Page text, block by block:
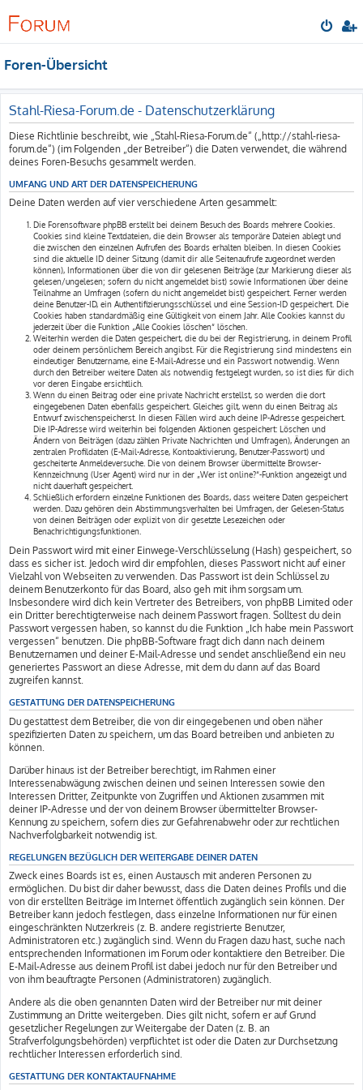
Foren-Übersicht
Stahl-Riesa-Forum.de - Datenschutzerklärung
Diese Richtlinie beschreibt, wie „Stahl-Riesa-Forum.de“ („http://stahl-riesa-
forum.de“) (im Folgenden „der Betreiber“) die Daten verwendet, die während
deines Foren-Besuchs gesammelt werden.
UMFANG UND ART DER DATENSPEICHERUNG
Deine Daten werden auf vier verschiedene Arten gesammelt:
Die Forensoftware phpBB erstellt bei deinem Besuch des Boards mehrere Cookies.
Cookies sind kleine Textdateien, die dein Browser als temporäre Dateien ablegt und
die zwischen den einzelnen Aufrufen des Boards erhalten bleiben. In diesen Cookies
sind die aktuelle ID deiner Sitzung (damit dir alle Seitenaufrufe zugeordnet werden
können), Informationen über die von dir gelesenen Beiträge (zur Markierung dieser als
gelesen/ungelesen; sofern du nicht angemeldet bist) sowie Informationen über deine
Teilnahme an Umfragen (sofern du nicht angemeldet bist) gespeichert. Ferner werden
deine Benutzer-ID, ein Authentifizierungsschlüssel und eine Session-ID gespeichert. Die
Cookies haben standardmäßig eine Gültigkeit von einem Jahr. Alle Cookies kannst du
jederzeit über die Funktion „Alle Cookies löschen“ löschen.
Weiterhin werden die Daten gespeichert, die du bei der Registrierung, in deinem Profil
oder deinem persönlichem Bereich angibst. Für die Registrierung sind mindestens ein
eindeutiger Benutzername, eine E-Mail-Adresse und ein Passwort notwendig. Wenn
durch den Betreiber weitere Daten als notwendig festgelegt wurden, so ist dies für dich
vor deren Eingabe ersichtlich.
Wenn du einen Beitrag oder eine private Nachricht erstellst, so werden die dort
eingegebenen Daten ebenfalls gespeichert. Gleiches gilt, wenn du einen Beitrag als
Entwurf zwischenspeicherst. In diesen Fällen wird auch deine IP-Adresse gespeichert.
Die IP-Adresse wird weiterhin bei folgenden Aktionen gespeichert: Löschen und
Ändern von Beiträgen (dazu zählen Private Nachrichten und Umfragen), Änderungen an
zentralen Profildaten (E-Mail-Adresse, Kontoaktivierung, Benutzer-Passwort) und
gescheiterte Anmeldeversuche. Die von deinem Browser übermittelte Browser-
Kennzeichnung (User Agent) wird nur in der „Wer ist online?“-Funktion angezeigt und
nicht dauerhaft gespeichert.
Schließlich erfordern einzelne Funktionen des Boards, dass weitere Daten gespeichert
werden. Dazu gehören dein Abstimmungsverhalten bei Umfragen, der Gelesen-Status
von deinen Beiträgen oder explizit von dir gesetzte Lesezeichen oder
Benachrichtigungsfunktionen.
Dein Passwort wird mit einer Einwege-Verschlüsselung (Hash) gespeichert, so
dass es sicher ist. Jedoch wird dir empfohlen, dieses Passwort nicht auf einer
Vielzahl von Webseiten zu verwenden. Das Passwort ist dein Schlüssel zu
deinem Benutzerkonto für das Board, also geh mit ihm sorgsam um.
Insbesondere wird dich kein Vertreter des Betreibers, von phpBB Limited oder
ein Dritter berechtigterweise nach deinem Passwort fragen. Solltest du dein
Passwort vergessen haben, so kannst du die Funktion „Ich habe mein Passwort
vergessen“ benutzen. Die phpBB-Software fragt dich dann nach deinem
Benutzernamen und deiner E-Mail-Adresse und sendet anschließend ein neu
generiertes Passwort an diese Adresse, mit dem du dann auf das Board
zugreifen kannst.
GESTATTUNG DER DATENSPEICHERUNG
Du gestattest dem Betreiber, die von dir eingegebenen und oben näher
spezifizierten Daten zu speichern, um das Board betreiben und anbieten zu
können.
Darüber hinaus ist der Betreiber berechtigt, im Rahmen einer
Interessenabwägung zwischen deinen und seinen Interessen sowie den
Interessen Dritter, Zeitpunkte von Zugriffen und Aktionen zusammen mit
deiner IP-Adresse und der von deinem Browser übermittelter Browser-
Kennung zu speichern, sofern dies zur Gefahrenabwehr oder zur rechtlichen
Nachverfolgbarkeit notwendig ist.
REGELUNGEN BEZÜGLICH DER WEITERGABE DEINER DATEN
Zweck eines Boards ist es, einen Austausch mit anderen Personen zu
ermöglichen. Du bist dir daher bewusst, dass die Daten deines Profils und die
von dir erstellten Beiträge im Internet öffentlich zugänglich sein können. Der
Betreiber kann jedoch festlegen, dass einzelne Informationen nur für einen
eingeschränkten Nutzerkreis (z. B. andere registrierte Benutzer,
Administratoren etc.) zugänglich sind. Wenn du Fragen dazu hast, suche nach
entsprechenden Informationen im Forum oder kontaktiere den Betreiber. Die
E-Mail-Adresse aus deinem Profil ist dabei jedoch nur für den Betreiber und
von ihm beauftragte Personen (Administratoren) zugänglich.
Andere als die oben genannten Daten wird der Betreiber nur mit deiner
Zustimmung an Dritte weitergeben. Dies gilt nicht, sofern er auf Grund
gesetzlicher Regelungen zur Weitergabe der Daten (z. B. an
Strafverfolgungsbehörden) verpflichtet ist oder die Daten zur Durchsetzung
rechtlicher Interessen erforderlich sind.
GESTATTUNG DER KONTAKTAUFNAHME